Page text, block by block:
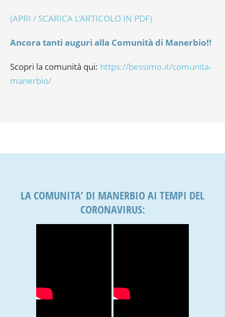
(APRI / SCARICA L’ARTICOLO IN PDF)
Ancora tanti auguri alla Comunità di Manerbio!!
Scopri la comunità qui: https://bessimo.it/comunita-
manerbio/
LA COMUNITA’ DI MANERBIO AI TEMPI DEL
CORONAVIRUS: